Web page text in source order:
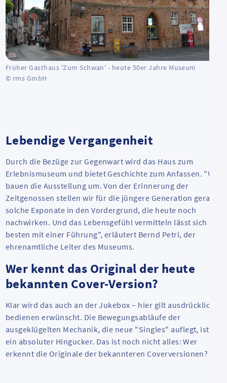
Früher Gasthaus 'Zum Schwan' - heute 50er Jahre Museum
© rms GmbH
Lebendige Vergangenheit
Durch die Bezüge zur Gegenwart wird das Haus zum
Erlebnismuseum und bietet Geschichte zum Anfassen. "Wir
bauen die Ausstellung um. Von der Erinnerung der
Zeitgenossen stellen wir für die jüngere Generation gerade
solche Exponate in den Vordergrund, die heute noch
nachwirken. Und das Lebensgefühl vermitteln lässt sich am
besten mit einer Führung", erläutert Bernd Petri, der
ehrenamtliche Leiter des Museums.
Wer kennt das Original der heute
bekannten Cover-Version?
Klar wird das auch an der Jukebox – hier gilt ausdrücklich:
bedienen erwünscht. Die Bewegungsabläufe der
ausgeklügelten Mechanik, die neue "Singles" auflegt, ist
ein absoluter Hingucker. Das ist noch nicht alles: Wer
erkennt die Originale der bekannteren Coverversionen?